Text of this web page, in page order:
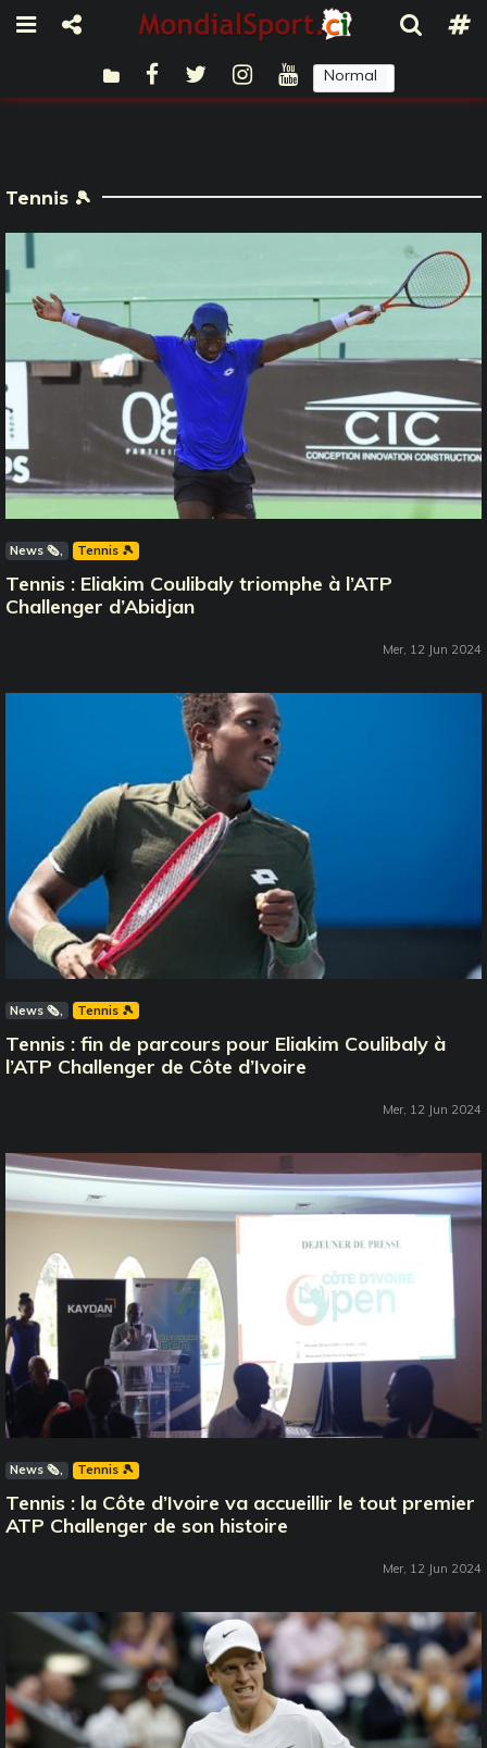
Normal
Tennis 🎾
News 🗞️ Tennis 🎾
Tennis : Eliakim Coulibaly triomphe à l’ATP
Challenger d’Abidjan
Mer, 12 Jun 2024
News 🗞️ Tennis 🎾
Tennis : fin de parcours pour Eliakim Coulibaly à
l’ATP Challenger de Côte d’Ivoire
Mer, 12 Jun 2024
News 🗞️ Tennis 🎾
Tennis : la Côte d’Ivoire va accueillir le tout premier
ATP Challenger de son histoire
Mer, 12 Jun 2024